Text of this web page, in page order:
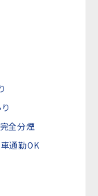
完全分煙
車通勤OK